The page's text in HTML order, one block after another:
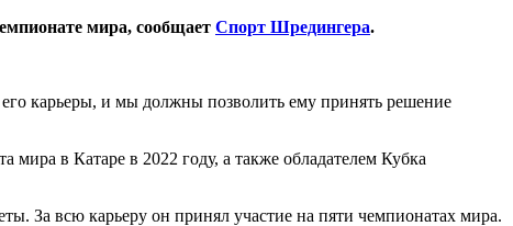
мира, сообщает Спорт Шредингера.
карьеры, и мы должны позволить ему принять решение
в Катаре в 2022 году, а также обладателем Кубка
За всю карьеру он принял участие на пяти чемпионатах мира.